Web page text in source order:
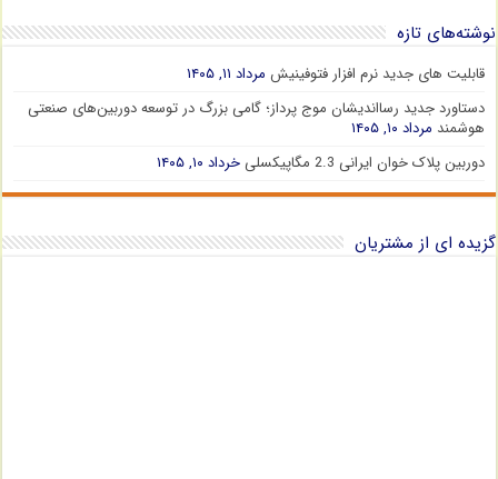
نوشته‌های تازه
قابلیت های جدید نرم افزار فتوفینیش مرداد ۱۱, ۱۴۰۵
دستاورد جدید رسااندیشان موج پرداز؛ گامی بزرگ در توسعه دوربین‌های صنعتی
هوشمند مرداد ۱۰, ۱۴۰۵
دوربین پلاک خوان ایرانی 2.3 مگاپیکسلی
خرداد ۱۰, ۱۴۰۵
گزیده ای از مشتریان